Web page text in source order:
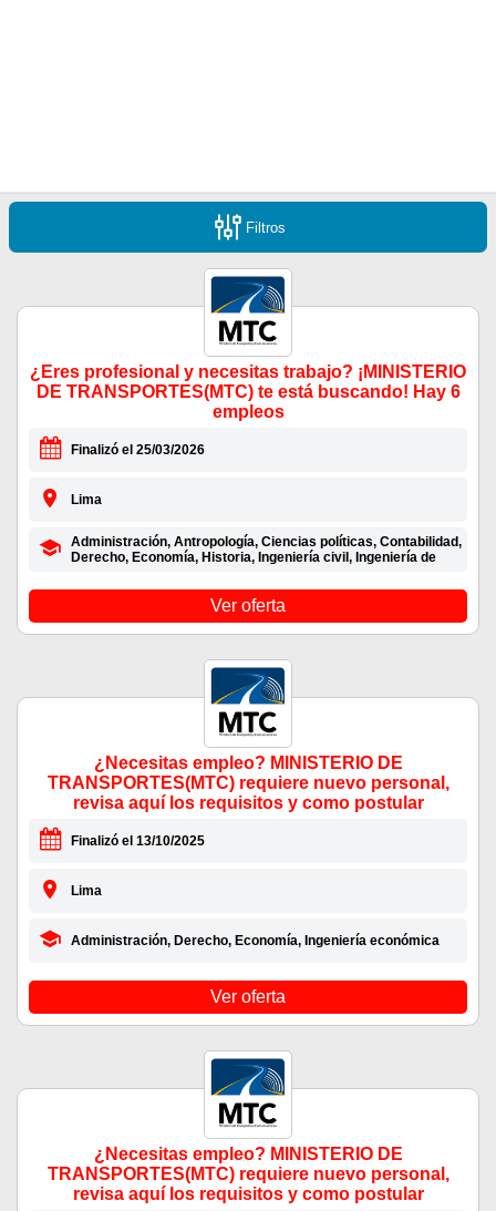
Filtros
¿Eres profesional y necesitas trabajo? ¡MINISTERIO
DE TRANSPORTES(MTC) te está buscando! Hay 6
empleos
Finalizó el 25/03/2026
Lima
Administración, Antropología, Ciencias políticas, Contabilidad,
Derecho, Economía, Historia, Ingeniería civil, Ingeniería de
Ver oferta
¿Necesitas empleo? MINISTERIO DE
TRANSPORTES(MTC) requiere nuevo personal,
revisa aquí los requisitos y como postular
Finalizó el 13/10/2025
Lima
Administración, Derecho, Economía, Ingeniería económica
Ver oferta
¿Necesitas empleo? MINISTERIO DE
TRANSPORTES(MTC) requiere nuevo personal,
revisa aquí los requisitos y como postular